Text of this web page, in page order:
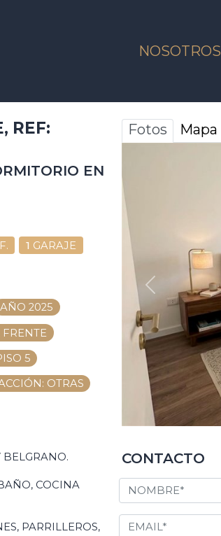
NOSOTROS
REF:
EN
1 GARAJE
AÑO 2025
FRENTE
5
OTRAS
Fotos Mapa
ANTERIOR
BELGRANO.
COCINA
PARRILLEROS,
CONTACTO